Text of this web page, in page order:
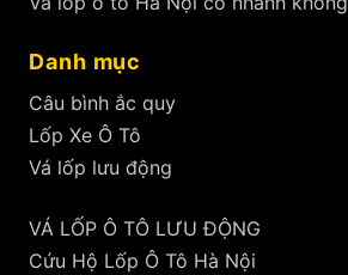
Danh mục
Câu bình ắc quy
Lốp Xe Ô Tô
Vá lốp lưu động
VÁ LỐP Ô TÔ LƯU ĐỘNG
Cứu Hộ Lốp Ô Tô Hà Nội